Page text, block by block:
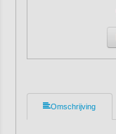
Omschrijving